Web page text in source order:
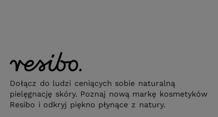
Dołącz do ludzi ceniących sobie naturalną
pielęgnację skóry. Poznaj nową markę kosmetyków
Resibo i odkryj piękno płynące z natury.